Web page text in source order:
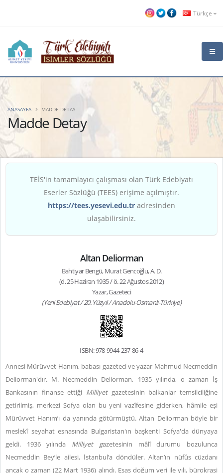
Türkçe
Madde Detay
ANASAYFA MADDE DETAY
TEİS'in tamamlayıcı çalışması olan Türk Edebiyatı
Eserler Sözlüğü (TEES) erişime açılmıştır.
https://tees.yesevi.edu.tr adresinden
ulaşabilirsiniz.
Altan Deliorman
Bahtiyar Bengü, Murat Gencoğlu, A. D.
(d. 25 Haziran 1935 / ö. 22 Ağustos 2012)
Yazar, Gazeteci
(Yeni Edebiyat / 20. Yüzyıl / Anadolu-Osmanlı-Türkiye)
ISBN: 978-9944-237-86-4
Annesi Mürüvvet Hanım, babası gazeteci ve yazar Mahmud Necmeddin
Deliorman'dır. M. Necmeddin Deliorman, 1935 yılında, o zaman İş
Bankasının finanse ettiği Milliyetgazetesinin balkanlar temsilciliğine
getirilmiş, merkezi Sofya olan bu yeni vazîfesine giderken, hâmile eşi
Mürüvvet Hanım’ı da yanında götürmüştü. Altan Deliorman böyle bir
meslekî seyahat esnasında Bulgaristan'ın başkenti Sofya'da dünyaya
geldi. 1936 yılında Milliyet gazetesinin mâlî durumu bozulunca
Necmeddin Bey’le ailesi, İstanbul’a döndüler. Altan’ın nüfûs cüzdanı
ancak o zaman (22 Mart 1936) alındı. Esas doğum yeri ile yılı, bürokrasi